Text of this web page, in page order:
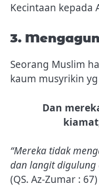
Kecintaan kepada
3.
Seorang Muslim
kaum musyrikin
Dan
“Mereka tidak
dan langit digulung
(QS. Az-Zumar : 67)